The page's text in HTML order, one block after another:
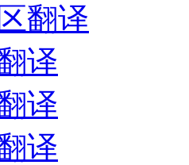
翻译
译
译
译